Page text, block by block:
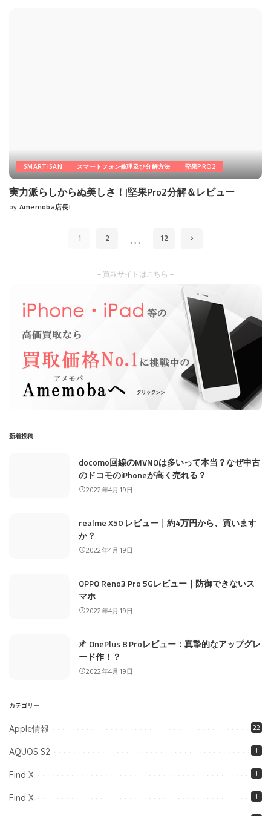
SMARTISAN スマートフォン修理及び分解方法 堅果PRO2
実力派らしからぬ美しさ！|堅果Pro2分解＆レビュー
Posted
by Amemoba店長
1 2 … 12
– 買取サイトはこちら –
新着投稿
docomo回線のMVNOは多いって本当？なぜ中古
のドコモのiPhoneが高く売れる？
2022年4月19日
realme X50 レビュー｜約4万円から、買います
か？
2022年4月19日
OPPO Reno3 Pro 5Gレビュー｜防御できないス
マホ
2022年4月19日
OnePlus 8 Proレビュー：真摯的なアップグレ
ード作！？
2022年4月19日
カテゴリー
Apple情報 22
AQUOS S2 1
Find X 1
Find X 1